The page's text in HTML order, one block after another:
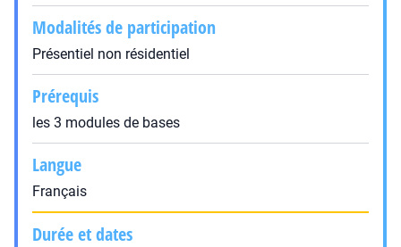
Modalités de participation
Présentiel non résidentiel
Prérequis
les 3 modules de bases
Langue
Français
Durée et dates